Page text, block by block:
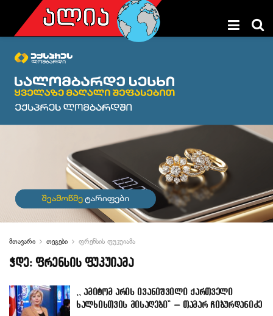
მთავარი თეგები ფრენსის ფუკუიამა
ჭდე: ფრენსის ფუკუიამა
,, ამიტომ არის ივანიშვილი ქართველი
ხალხისთვის მისაღები” – თამარ ჩიბურდანიძე